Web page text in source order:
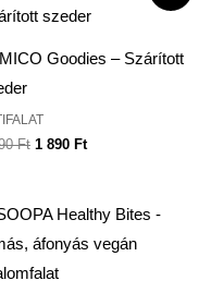
Goodies – Szárított
Ft
was:
790 Ft.
1 890 Ft
is:
890 Ft.